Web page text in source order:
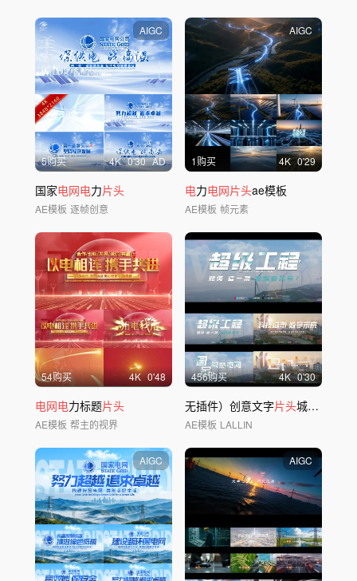
AIGC
5购买 4K 0'30 AD
国家电网电力片头
AE模板 逐帧创意
AIGC
1购买 4K 0'29
电力电网片头ae模板
AE模板 帧元素
54购买 4K 0'48
电网电力标题片头
AE模板 帮主的视界
456购买 4K 0'30
无插件）创意文字片头城市文字
AE模板 LALLIN
AIGC AIGC